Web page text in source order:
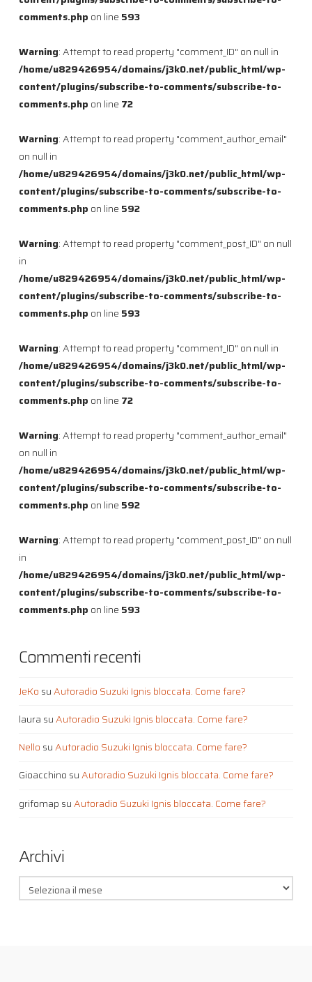
comments.php on line 593
Warning: Attempt to read property "comment_ID" on null in
/home/u829426954/domains/j3k0.net/public_html/wp-
content/plugins/subscribe-to-comments/subscribe-to-
comments.php on line 72
Warning: Attempt to read property "comment_author_email"
on null in
/home/u829426954/domains/j3k0.net/public_html/wp-
content/plugins/subscribe-to-comments/subscribe-to-
comments.php on line 592
Warning: Attempt to read property "comment_post_ID" on null
in
/home/u829426954/domains/j3k0.net/public_html/wp-
content/plugins/subscribe-to-comments/subscribe-to-
comments.php on line 593
Warning: Attempt to read property "comment_ID" on null in
/home/u829426954/domains/j3k0.net/public_html/wp-
content/plugins/subscribe-to-comments/subscribe-to-
comments.php on line 72
Warning: Attempt to read property "comment_author_email"
on null in
/home/u829426954/domains/j3k0.net/public_html/wp-
content/plugins/subscribe-to-comments/subscribe-to-
comments.php on line 592
Warning: Attempt to read property "comment_post_ID" on null
in
/home/u829426954/domains/j3k0.net/public_html/wp-
content/plugins/subscribe-to-comments/subscribe-to-
comments.php on line 593
Commenti recenti
JeKo suAutoradio Suzuki Ignis bloccata. Come fare?
laura suAutoradio Suzuki Ignis bloccata. Come fare?
Nello suAutoradio Suzuki Ignis bloccata. Come fare?
Gioacchino suAutoradio Suzuki Ignis bloccata. Come fare?
grifomap suAutoradio Suzuki Ignis bloccata. Come fare?
Archivi
Archivi